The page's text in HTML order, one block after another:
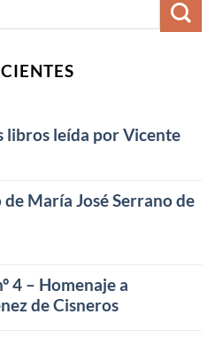
libros leída por Vicente
María José Serrano de
4 – Homenaje a
de Cisneros